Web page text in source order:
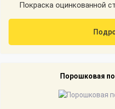
Покраска оцинкованной
Порошковая